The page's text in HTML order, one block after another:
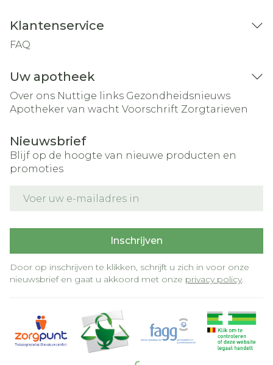
Klantenservice
FAQ
Uw apotheek
Over ons Nuttige links Gezondheidsnieuws
Apotheker van wacht Voorschrift Zorgtarieven
Nieuwsbrief
Blijf op de hoogte van nieuwe producten en
promoties
Inschrijven
Door op inschrijven te klikken, schrijft u zich in voor onze
nieuwsbrief en gaat u akkoord met onze privacy policy.